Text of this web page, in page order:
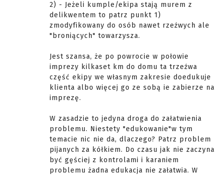
2) - Jeżeli kumple/ekipa stają murem z
delikwentem to patrz punkt 1)
zmodyfikowany do osób nawet rzeźwych ale
"broniących" towarzysza.
Jest szansa, że po powrocie w połowie
imprezy kilkaset km do domu ta trzeźwa
część ekipy we własnym zakresie doedukuje
klienta albo więcej go ze sobą ie zabierze na
imprezę.
W zasadzie to jedyna droga do załatwienia
problemu. Niestety "edukowanie"w tym
temacie nic nie da, dlaczego? Patrz problem
pijanych za kółkiem. Do czasu jak nie zaczyna
być gęściej z kontrolami i karaniem
problemu żadna edukacja nie załatwia. W